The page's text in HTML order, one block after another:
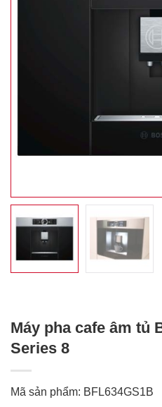
Máy pha cafe âm tủ
Series 8
Mã sản phẩm: BFL634GS1B